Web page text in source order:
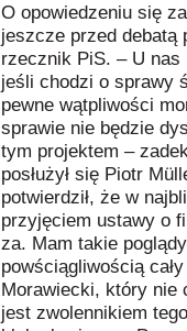
O opowiedzeniu się
jeszcze przed debatą
rzecznik PiS. – U nas
jeśli chodzi o sprawy
pewne wątpliwości
sprawie nie będzie
tym projektem –
posłużył się Piotr
potwierdził, że w
przyjęciem ustawy o
za. Mam takie
powściągliwością
Morawiecki, który nie
jest zwolennikiem